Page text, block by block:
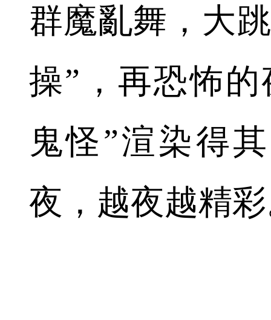
群魔亂舞，大
操”，再恐怖
鬼怪”渲染得
夜，越夜越精